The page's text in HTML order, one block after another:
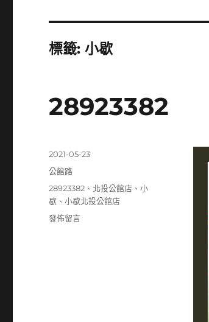
標籤:小歇
28923382
發
佈
期:
2021-05-23
分
公館路
標
籤
28923382 、北投公館店 、小
歇 、小歇北投公館店
在
發佈留言